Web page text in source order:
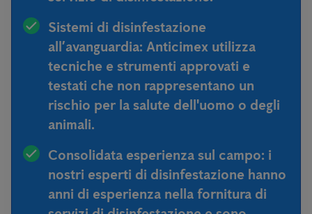
Sistemi di disinfestazione
all’avanguardia: Anticimex utilizza
tecniche e strumenti approvati e
testati che non rappresentano un
rischio per la salute dell'uomo o degli
animali.
Consolidata esperienza sul campo: i
nostri esperti di disinfestazione hanno
anni di esperienza nella fornitura di